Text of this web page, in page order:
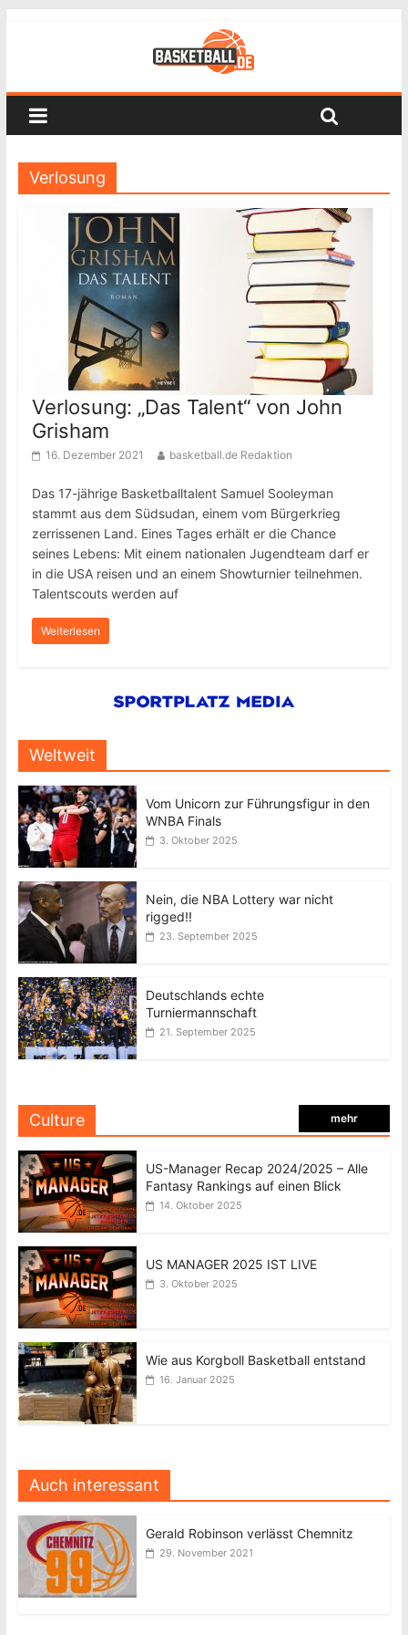
Verlosung
Verlosung: „Das Talent“ von John
Grisham
16. Dezember 2021 basketball.de Redaktion
Das 17-jährige Basketballtalent Samuel Sooleyman
stammt aus dem Südsudan, einem vom Bürgerkrieg
zerrissenen Land. Eines Tages erhält er die Chance
seines Lebens: Mit einem nationalen Jugendteam darf er
in die USA reisen und an einem Showturnier teilnehmen.
Talentscouts werden auf
Weiterlesen
Weltweit
Vom Unicorn zur Führungsfigur in den
WNBA Finals
3. Oktober 2025
Nein, die NBA Lottery war nicht
rigged!!
23. September 2025
Deutschlands echte
Turniermannschaft
21. September 2025
Culture mehr
US-Manager Recap 2024/2025 – Alle
Fantasy Rankings auf einen Blick
14. Oktober 2025
US MANAGER 2025 IST LIVE
3. Oktober 2025
Wie aus Korgboll Basketball entstand
16. Januar 2025
Auch interessant
Gerald Robinson verlässt Chemnitz
29. November 2021